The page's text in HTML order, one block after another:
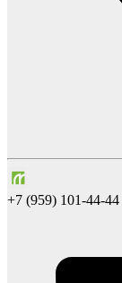
+7 (959) 101-44-44